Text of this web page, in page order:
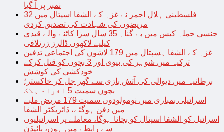
نمبر پر آ گیا
فلسطینی ہلال احمر نے غزہ کے الشفا اسپتال میں 32
مریضوں کی شہادت کی تصدیق کردی
جنسی حملہ کیس میں بے گناہ 35 سال سزا کاٹنے والے قیدی
کیلیے لاکھوں ڈالرز زرتلافی
غزہ کے الشفا ہسپتال میں 179 لاشوں کی اجتماعی تدفین
ترکیہ میں شوہر کی بیوی اور 3 بچوں کو قتل کرکے
خودکشی کی کوشش
برطانیہ میں دیوالی کی آتش بازی سے گھر جل کر خاکستر؛
بچوں سمیت 5 افراد ہلاک
اسرائیلی بمباری میں نومولودوں سمیت 179 مریض ملبے
میں دفن ہوگئے، ڈائریکٹر الشفا
اسرائیل کو الشفا اسپتال کو بچانا ہوگا، معاملے پر اسرائیلیوں
سے رابطے میں ہوں، بائیڈن